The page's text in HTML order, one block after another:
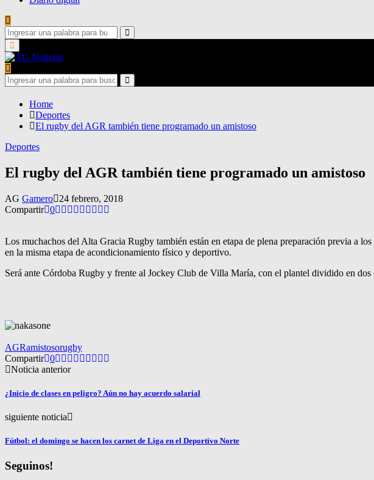
Search
for:
Search
Primary
Menu
Search
for:
Search
Home
Deportes
El rugby del AGR también tiene programado un amistoso
Deportes
El rugby del AGR también tiene programado un amistoso
AG Gamero
24 febrero, 2018
Compartir 0
Los muchachos del Alta Gracia Rugby también están en etapa de plena preparación previa a
en la misma etapa de acondicionamiento físico y deportivo.
Será ante Córdoba Rugby y frente al Jockey Club de Villa María, con el plantel dividido en
AGRamistosorugby
Compartir 0
Noticia anterior
¿Inicio de clases en peligro? Aún no hay acuerdo salarial
siguiente noticia
Fútbol: el domingo se hacen los carnet de Liga en el Deportivo Norte
Seguinos!